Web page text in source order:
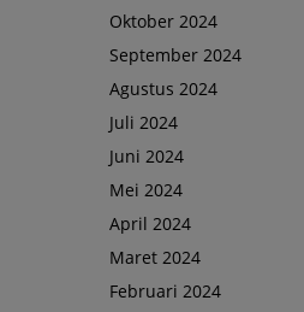
Oktober 2024
September 2024
Agustus 2024
Juli 2024
Juni 2024
Mei 2024
April 2024
Maret 2024
Februari 2024